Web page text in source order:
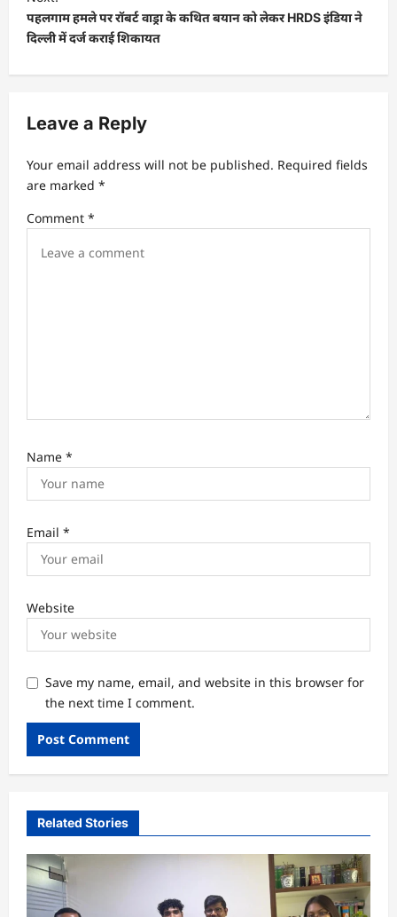
n
a
v
g
a
t
i
पहलगाम हमले पर रॉबर्ट वाड्रा के कथित बयान को लेकर HRDS इंडिया ने
दिल्ली में दर्ज कराई शिकायत
Leave a Reply
Your email address will not be published. Required fields
are marked *
Comment *
Name *
Email *
Website
Save my name, email, and website in this browser for
the next time I comment.
Related Stories